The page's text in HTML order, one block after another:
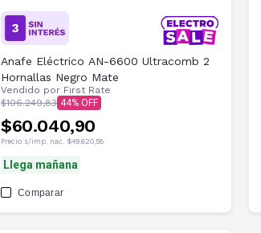
Anafe Eléctrico AN-6600 Ultracomb 2
Hornallas Negro Mate
Vendido por First Rate
$106.249,83 44
$60.040,90
Precio s/imp. nac. $49.620,58
Llega mañana
Comparar